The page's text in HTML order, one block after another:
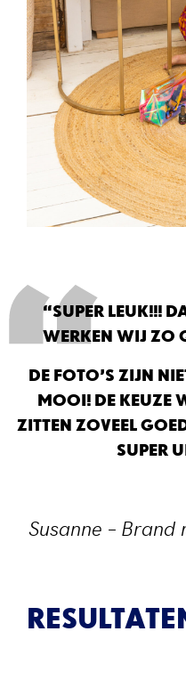
“SUPER LEUK!!!
WERKEN WIJ ZO
DE FOTO’S ZIJN
MOOI! DE KEUZE
ZITTEN ZOVEEL
SUPER
Susanne – Brand